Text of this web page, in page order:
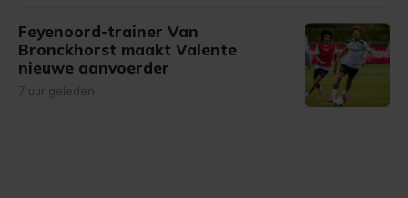
Feyenoord-trainer Van
Bronckhorst maakt Valente
nieuwe aanvoerder
7 uur geleden